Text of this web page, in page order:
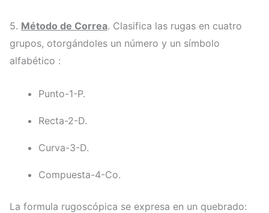
5. Método de Correa. Clasifica las rugas en cuatro
grupos, otorgándoles un número y un símbolo
alfabético :
Punto-1-P.
Recta-2-D.
Curva-3-D.
Compuesta-4-Co.
La formula rugoscópica se expresa en un quebrado: